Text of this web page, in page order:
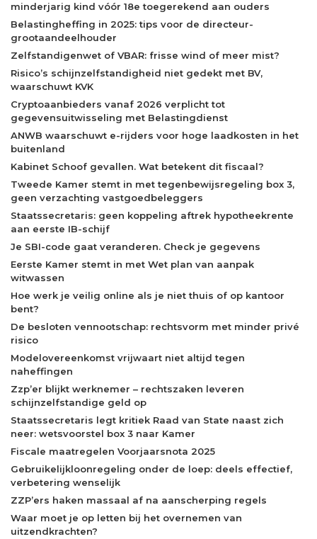
minderjarig kind vóór 18e toegerekend aan ouders
Belastingheffing in 2025: tips voor de directeur-
grootaandeelhouder
Zelfstandigenwet of VBAR: frisse wind of meer mist?
Risico’s schijnzelfstandigheid niet gedekt met BV,
waarschuwt KVK
Cryptoaanbieders vanaf 2026 verplicht tot
gegevensuitwisseling met Belastingdienst
ANWB waarschuwt e-rijders voor hoge laadkosten in het
buitenland
Kabinet Schoof gevallen. Wat betekent dit fiscaal?
Tweede Kamer stemt in met tegenbewijsregeling box 3,
geen verzachting vastgoedbeleggers
Staatssecretaris: geen koppeling aftrek hypotheekrente
aan eerste IB-schijf
Je SBI-code gaat veranderen. Check je gegevens
Eerste Kamer stemt in met Wet plan van aanpak
witwassen
Hoe werk je veilig online als je niet thuis of op kantoor
bent?
De besloten vennootschap: rechtsvorm met minder privé
risico
Modelovereenkomst vrijwaart niet altijd tegen
naheffingen
Zzp’er blijkt werknemer – rechtszaken leveren
schijnzelfstandige geld op
Staatssecretaris legt kritiek Raad van State naast zich
neer: wetsvoorstel box 3 naar Kamer
Fiscale maatregelen Voorjaarsnota 2025
Gebruikelijkloonregeling onder de loep: deels effectief,
verbetering wenselijk
ZZP’ers haken massaal af na aanscherping regels
Waar moet je op letten bij het overnemen van
uitzendkrachten?